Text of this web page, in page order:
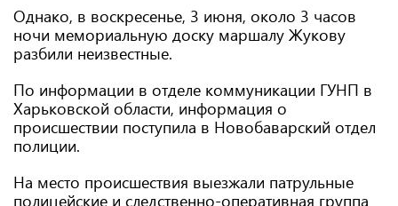
Однако, в воскресенье, 3 июня, около 3 часов
ночи мемориальную доску маршалу Жукову
разбили неизвестные.
По информации в отделе коммуникации ГУНП в
Харьковской области, информация о
происшествии поступила в Новобаварский отдел
полиции.
На место происшествия выезжали патрульные
полицейские и следственно-оперативная группа